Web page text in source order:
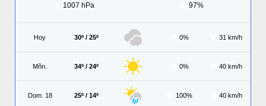
1007 hPa 97%
Hoy 30º / 25º 0% 31 km/h
Mñn. 34º / 24º 0% 40 km/h
Dom. 18 25º / 14º 100% 40 km/h